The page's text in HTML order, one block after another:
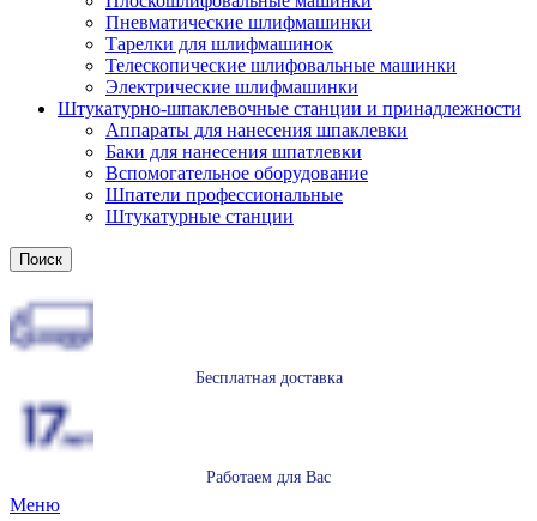
Пневматические шлифмашинки
Тарелки для шлифмашинок
Телескопические шлифовальные машинки
Электрические шлифмашинки
Штукатурно-шпаклевочные станции и принадлежности
Аппараты для нанесения шпаклевки
Баки для нанесения шпатлевки
Вспомогательное оборудование
Шпатели профессиональные
Штукатурные станции
Поиск
Бесплатная доставка
Работаем для Вас
Меню